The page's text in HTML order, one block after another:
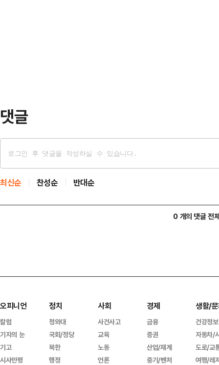
댓글
최신순 찬성순 반대순
0 개의 댓글 전
오피니언
칼럼
기자의 눈
기고
시사만평
정치
청와대
국회/정당
북한
행정
사회
사건사고
교육
노동
언론
경제
금융
증권
산업/재계
중기/벤처
생활/
건강정보
자동차/
도로/교
여행/레